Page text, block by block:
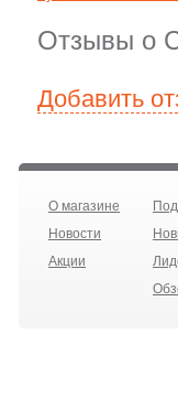
Отзывы о
Добавить
О магазине
Новости
Акции